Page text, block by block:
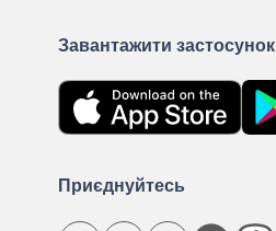
Завантажити застосунок
Приєднуйтесь